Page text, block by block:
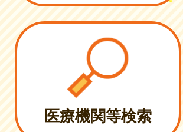
医療機関等検索